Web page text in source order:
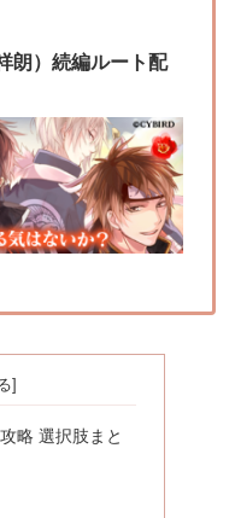
朗）続編ルート配
略 選択肢まと